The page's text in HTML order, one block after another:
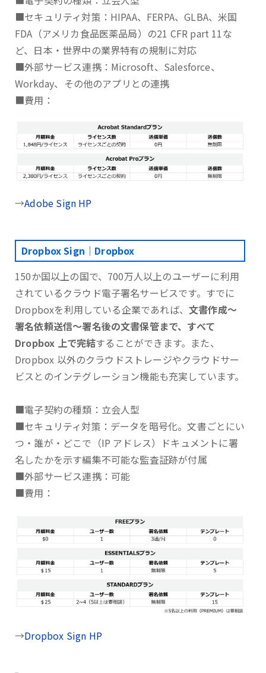
■セキュリティ対策：HIPAA、FERPA、GLBA、⽶国
FDA（アメリカ⾷品医薬品局）の21 CFR part 11な
ど、日本・世界中の業界特有の規制に対応
■外部サービス連携：Microsoft、Salesforce、
Workday、その他のアプリとの連携
■費用：
→Adobe Sign HP
Dropbox Sign｜Dropbox
150か国以上の国で、700万人以上のユーザーに利用
されているクラウド電子署名サービスです。すでに
Dropboxを利用している企業であれば、 文書作成～
署名依頼送信～署名後の文書保管まで、すべて
Dropbox 上で完結することができます。また、
Dropbox 以外のクラウドストレージやクラウドサー
ビスとのインテグレーション機能も充実しています。
■電子契約の種類：立会人型
■セキュリティ対策：データを暗号化。文書ごとにい
つ・誰が・どこで（IP アドレス）ドキュメントに署
名したかを示す編集不可能な監査証跡が付属
■外部サービス連携：可能
■費用：
→Dropbox Sign HP